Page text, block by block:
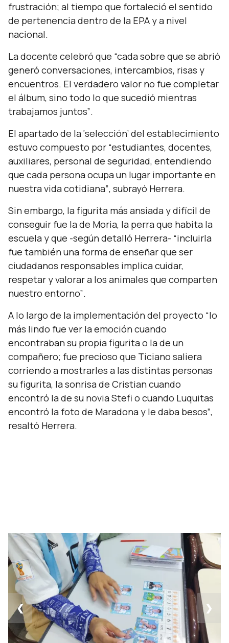
frustración; al tiempo que fortaleció el sentido
de pertenencia dentro de la EPA y a nivel
nacional.
La docente celebró que “cada sobre que se abrió
generó conversaciones, intercambios, risas y
encuentros. El verdadero valor no fue completar
el álbum, sino todo lo que sucedió mientras
trabajamos juntos”.
El apartado de la ‘selección’ del establecimiento
estuvo compuesto por “estudiantes, docentes,
auxiliares, personal de seguridad, entendiendo
que cada persona ocupa un lugar importante en
nuestra vida cotidiana”, subrayó Herrera.
Sin embargo, la figurita más ansiada y difícil de
conseguir fue la de Moria, la perra que habita la
escuela y que -según detalló Herrera- “incluirla
fue también una forma de enseñar que ser
ciudadanos responsables implica cuidar,
respetar y valorar a los animales que comparten
nuestro entorno”.
A lo largo de la implementación del proyecto “lo
más lindo fue ver la emoción cuando
encontraban su propia figurita o la de un
compañero; fue precioso que Ticiano saliera
corriendo a mostrarles a las distintas personas
su figurita, la sonrisa de Cristian cuando
encontró la de su novia Stefi o cuando Luquitas
encontró la foto de Maradona y le daba besos”,
resaltó Herrera.
❮ ❯